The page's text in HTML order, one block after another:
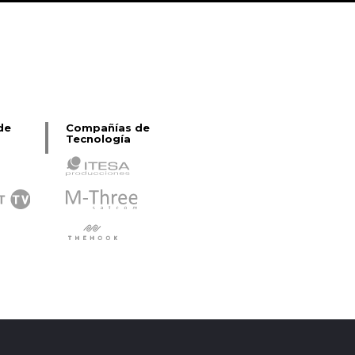
Compañías de
Tecnología